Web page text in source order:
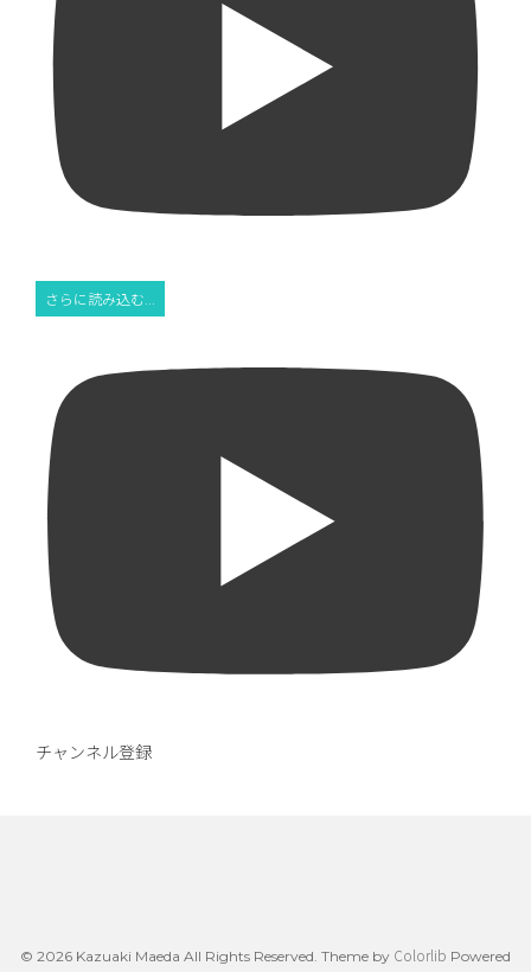
さらに読み込む...
チャンネル登録
© 2026 Kazuaki Maeda All Rights Reserved. Theme by Colorlib Powered